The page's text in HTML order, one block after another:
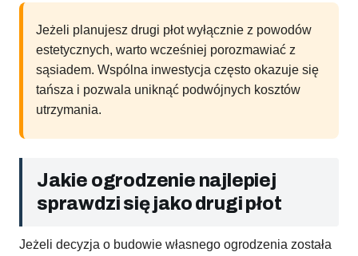
Jeżeli planujesz drugi płot wyłącznie z powodów
estetycznych, warto wcześniej porozmawiać z
sąsiadem. Wspólna inwestycja często okazuje się
tańsza i pozwala uniknąć podwójnych kosztów
utrzymania.
Jakie ogrodzenie najlepiej
sprawdzi się jako drugi płot
Jeżeli decyzja o budowie własnego ogrodzenia została